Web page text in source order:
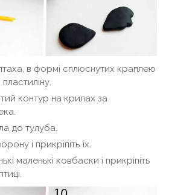
в формі сплюснутих краплею
контур на крилах за
до тулуба.
і прикріпіть їх.
маленькі ковбаски і прикріпіть